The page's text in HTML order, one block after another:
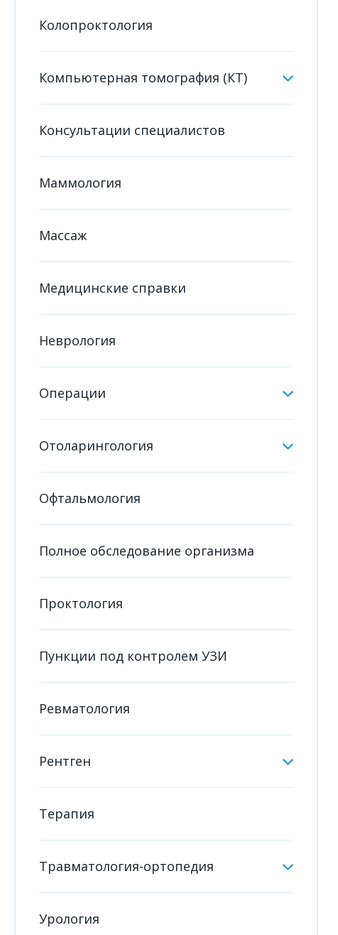
Колопроктология
Компьютерная томография (КТ)
Консультации специалистов
Маммология
Массаж
Медицинские справки
Неврология
Операции
Отоларингология
Офтальмология
Полное обследование организма
Проктология
Пункции под контролем УЗИ
Ревматология
Рентген
Терапия
Травматология-ортопедия
Урология